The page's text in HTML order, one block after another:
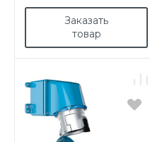
ПОЛИУРЕТАН/МЕТАЛЛ
Заказать
товар